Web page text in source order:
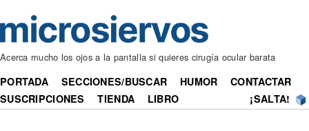
Acerca mucho los ojos a la pantalla si quieres cirugía ocular barata
PORTADA SECCIONES/BUSCAR HUMOR
CONTACTAR
SUSCRIPCIONES
TIENDA LIBRO ¡SALTA!